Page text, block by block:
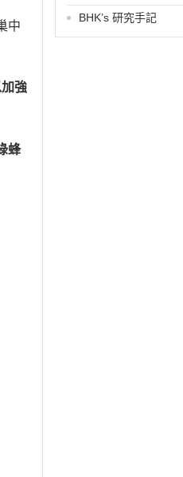
中
強
蜂
BHK’s 研究手記